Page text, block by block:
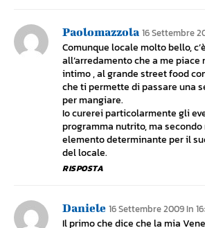
Paolomazzola 16 Settembre
Comunque locale molto bello,
all’arredamento che a me
intimo , al grande street food
che ti permette di passare una
per mangiare.
Io curerei particolarmente gli
programma nutrito, ma
elemento determinante per il
del locale.
RISPOSTA
Daniele 16 Settembre 2009 In
Il primo che dice che la mia